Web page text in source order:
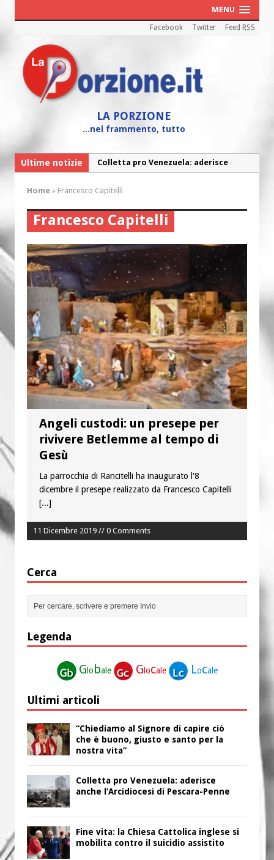
MENU
Facebook Twitter Feed RSS
LA PORZIONE
...nel frammento, tutto
Ultime notizie
Colletta pro Venezuela: aderisce
Fine vita: la Chiesa Cattolica inglese si
mobilita contro il suicidio assistito
Torna la festa della Madonnina a
Montesilvano: “Tanta la devozione”
Torna la festa di Sant’Andrea:
“Chiediamogli di legarci al bene”
“Chiediamo al Signore di capire ciò che
è buono, giusto e santo per la nostra
vita”
Home » Francesco Capitelli
Francesco Capitelli
Angeli custodi: un presepe per
rivivere Betlemme al tempo di
Gesù
La parrocchia di Rancitelli ha inaugurato l'8
dicembre il presepe realizzato da Francesco Capitelli
[...]
11 Dicembre 2019 // 0 Comments
Cerca
Legenda
Globale Glocale Locale
Ultimi articoli
“Chiediamo al Signore di capire ciò
che è buono, giusto e santo per la
nostra vita”
Colletta pro Venezuela: aderisce
anche l’Arcidiocesi di Pescara-Penne
Fine vita: la Chiesa Cattolica inglese si
mobilita contro il suicidio assistito